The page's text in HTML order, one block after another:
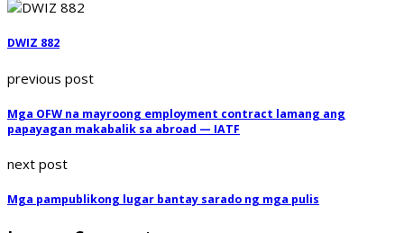
DWIZ 882
previous post
Mga OFW na mayroong employment contract lamang ang
papayagan makabalik sa abroad — IATF
next post
Mga pampublikong lugar bantay sarado ng mga pulis